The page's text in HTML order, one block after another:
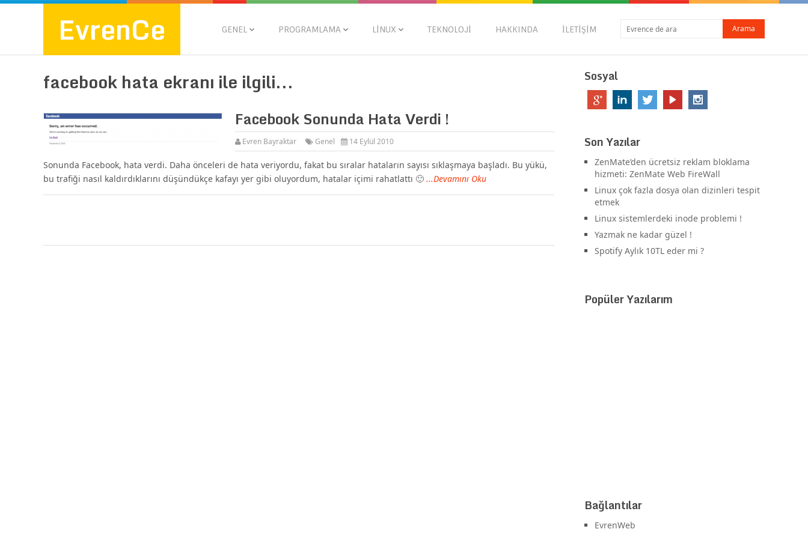
EvrenCe GENEL PROGRAMLAMA LINUX TEKNOLOJI HAKKINDA İLETIŞIM
facebook hata ekranı ile ilgili...
Facebook Sonunda Hata Verdi !
Evren Bayraktar Genel 14 Eylül 2010
Sonunda Facebook, hata verdi. Daha önceleri de hata veriyordu, fakat bu sıralar hataların sayısı sıklaşmaya başladı. Bu yükü,
bu trafiği nasıl kaldırdıklarını düşündükçe kafayı yer gibi oluyordum, hatalar içimi rahatlattı 🙂 ...Devamını Oku
Sosyal
Son Yazılar
ZenMate’den ücretsiz reklam bloklama
hizmeti: ZenMate Web FireWall
Linux çok fazla dosya olan dizinleri tespit
etmek
Linux sistemlerdeki inode problemi !
Yazmak ne kadar güzel !
Spotify Aylık 10TL eder mi ?
Popüler Yazılarım
Bağlantılar
EvrenWeb